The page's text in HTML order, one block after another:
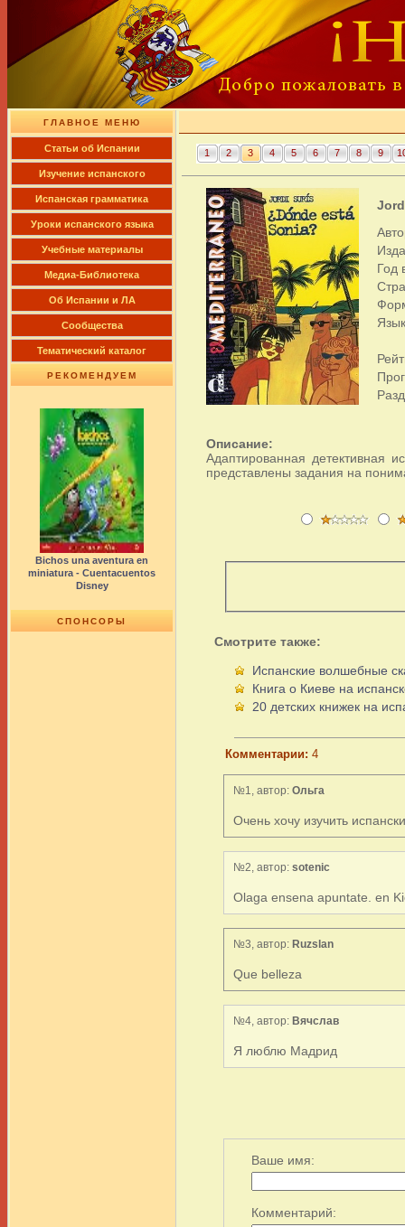
ГЛАВНОЕ МЕНЮ
Cтатьи об Испании
Изучение испанского
Испанская грамматика
Уроки испанского языка
Учебные материалы
Медиа-Библиотека
Об Испании и ЛА
Сообщества
Тематический каталог
РЕКОМЕНДУЕМ
Bichos una aventura en
miniatura - Cuentacuentos
Disney
СПОНСОРЫ
1 2 3 4 5 6 7 8 9
Год
Описание:
Адаптированная детективная
представлены задания на
Смотрите также:
Испанские волшебные
Книга о Киеве на
20 детских книжек на
Комментарии: 4
№1, автор: Ольга
Очень хочу изучить
№2, автор: sotenic
Olaga ensena apuntate. en
№3, автор: Ruzslan
Que belleza
№4, автор: Вячслав
Я люблю Мадрид
Ваше имя:
Комментарий: